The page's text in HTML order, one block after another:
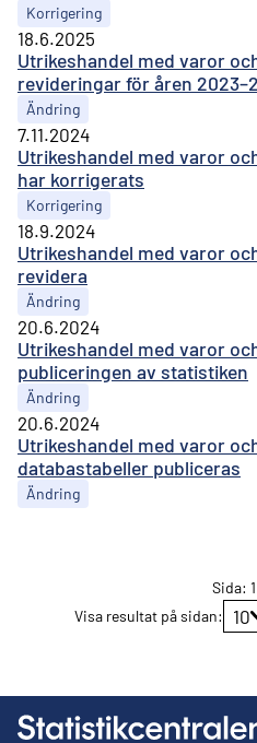
Korrigering
Utrikeshandel med varor
revideringar för åren
18.6.2025
Ändring
Utrikeshandel med varor
har korrigerats
7.11.2024
Korrigering
Utrikeshandel med varor
revidera
18.9.2024
Ändring
Utrikeshandel med varor
publiceringen av statistiken
20.6.2024
Ändring
Utrikeshandel med varor
databastabeller publiceras
20.6.2024
Ändring
Sida: 1
Visa resultat på sidan: 10